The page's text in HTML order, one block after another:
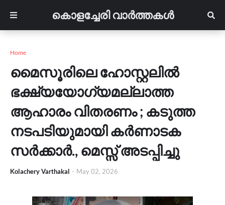
കൊളച്ചേരി വാർത്തകൾ
Home
മൈസൂരിലെ ഹോസ്റ്റലിൽ
ഭക്ഷ്യയോഗ്യമല്ലാത്ത
ആഹാരം വിതരണം ; കടുത്ത
നടപടിയുമായി കർണാടക
സർക്കാർ., മെസ്സ് അടപ്പിച്ചു
Kolachery Varthakal - May 02, 2026